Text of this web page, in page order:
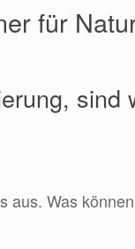
für
sind
aus. Was